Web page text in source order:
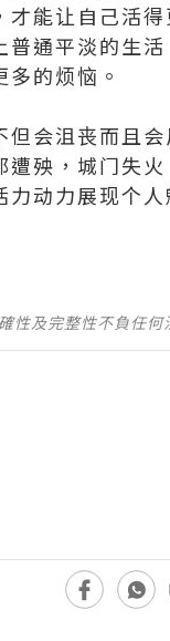
能让自己活得
通平淡的生活
的烦恼。
但会沮丧而且
殃，城门失火
动力展现个人
性及完整性不負任何